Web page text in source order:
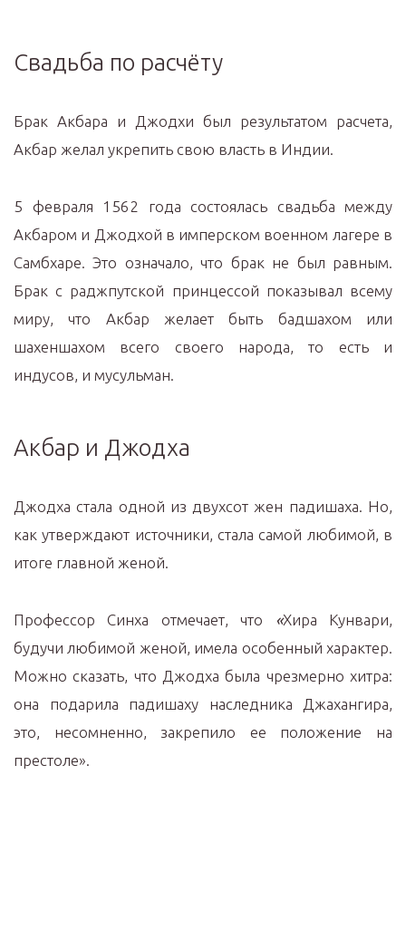
Свадьба по расчёту
Брак Акбара и Джодхи был результатом расчета,
Акбар желал укрепить свою власть в Индии.
5 февраля 1562 года состоялась свадьба между
Акбаром и Джодхой в имперском военном лагере в
Самбхаре. Это означало, что брак не был равным.
Брак с раджпутской принцессой показывал всему
миру, что Акбар желает быть бадшахом или
шахеншахом всего своего народа, то есть и
индусов, и мусульман.
Акбар и Джодха
Джодха стала одной из двухсот жен падишаха. Но,
как утверждают источники, стала самой любимой, в
итоге главной женой.
Профессор Синха отмечает, что «Хира Кунвари,
будучи любимой женой, имела особенный характер.
Можно сказать, что Джодха была чрезмерно хитра:
она подарила падишаху наследника Джахангира,
это, несомненно, закрепило ее положение на
престоле».